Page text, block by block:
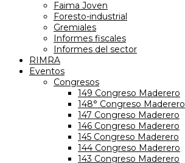
Faima Joven
Foresto-industrial
Gremiales
Informes fiscales
Informes del sector
RIMRA
Eventos
Congresos
149 Congreso Maderero
148° Congreso Maderero
147 Congreso Maderero
146 Congreso Maderero
145 Congreso Maderero
144 Congreso Maderero
143 Congreso Maderero